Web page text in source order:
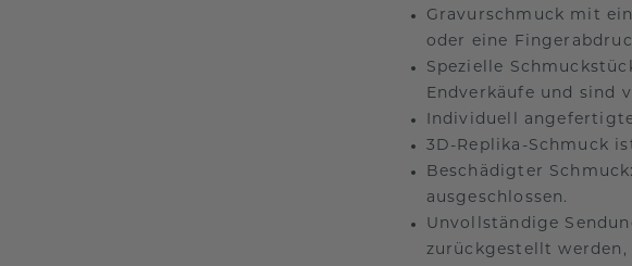
Gravurschmuck mit
oder eine
Spezielle
Endverkäufe und sind
Individuell
3D-Replika-Schmuck
Beschädigter
ausgeschlossen.
Unvollständige
zurückgestellt